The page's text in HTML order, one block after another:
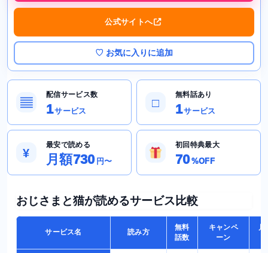
公式サイトへ
♡ お気に入りに追加
▤
配信サービス数
1サービス
□
無料話あり
1サービス
¥
最安で読める
月額730 円〜
初回特典最大
70%OFF
おじさまと猫が読めるサービス比較
サービス名 読み方
無料
話数
キャンペ
ーン
月